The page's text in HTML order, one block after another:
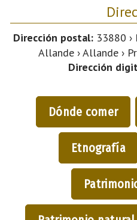
Dirección postal:33880 ›
Allande › Allande ›
Dirección
Dónde comer
Etnografía